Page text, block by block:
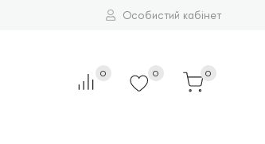
Особистий кабінет
0 0 0